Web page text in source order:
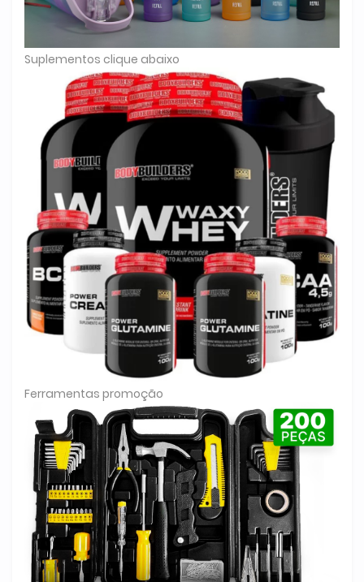
Suplementos clique abaixo
Ferramentas promoção